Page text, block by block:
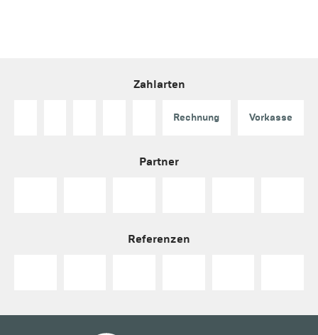
Zahlarten
Rechnung Vorkasse
Partner
Referenzen